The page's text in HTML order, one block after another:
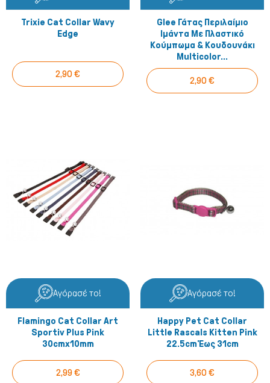
Ψάρια/Ερπετά
Trixie Cat Collar Wavy
Edge
2,90 €
Glee Γάτας Περιλαίμιο
Ιμάντα Με Πλαστικό
Κούμπωμα & Κουδουνάκι
Multicolor...
2,90 €
Αγόρασέ το!
Flamingo Cat Collar Art
Sportiv Plus Pink
30cmx10mm
2,99 €
Αγόρασέ το!
Happy Pet Cat Collar
Little Rascals Kitten Pink
22.5cm Έως 31cm
3,60 €